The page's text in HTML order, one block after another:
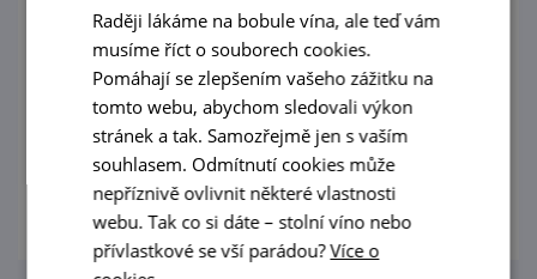
Moravské zemské muzeum – Anthrophos
Tajemný název Anthropos naznačuje, že
tady nejde o dorty nebo pivo. Jde tu o
mamuty, jejich lovce a nejstarší umění
Evropy.
prohlédnout
Raději lákáme na bobule vína, ale teď vám
musíme říct o souborech cookies.
Pomáhají se zlepšením vašeho zážitku na
tomto webu, abychom sledovali výkon
stránek a tak. Samozřejmě jen s vaším
souhlasem. Odmítnutí cookies může
nepříznivě ovlivnit některé vlastnosti
webu. Tak co si dáte – stolní víno nebo
přívlastkové se vší parádou?Více o